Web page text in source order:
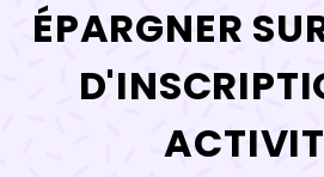
ÉPARGNER